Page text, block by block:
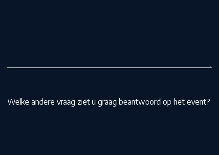
Welke andere vraag ziet u graag beantwoord op het event?